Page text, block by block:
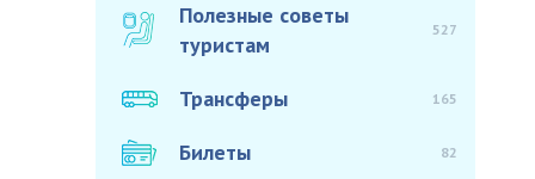
Полезные советы
туристам
527
Трансферы 165
Билеты 82